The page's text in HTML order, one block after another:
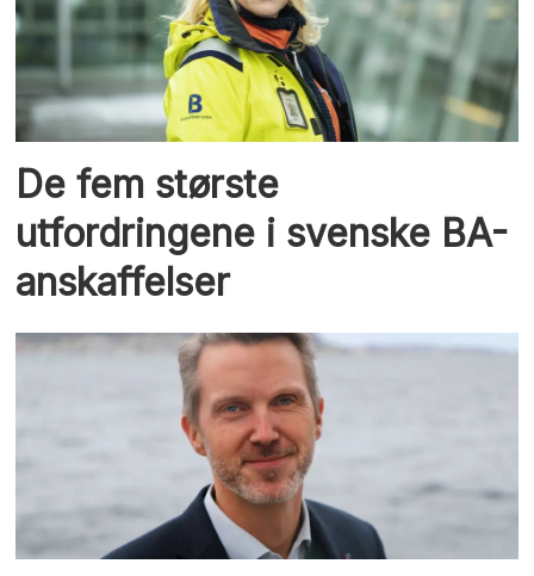
De fem største
utfordringene i svenske BA-
anskaffelser